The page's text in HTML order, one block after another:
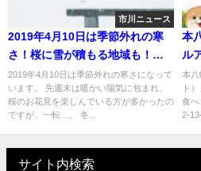
市川ニュース
2019年4月10日は季節外れの寒
さ！桜に雪が積もる地域も！平
成最後の雪！
2019年4月10日は季節外れの寒さになって
います。 先週末は暖かい陽気に包まれ、
桜のお花見を楽しんでいる方が多かったの
ですが、一転…。 冬...
本
ル
ー
本八
ト
食べ
2-
サイト内検索